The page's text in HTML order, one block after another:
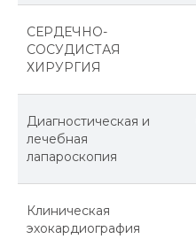
СЕРДЕЧНО-
СОСУДИСТАЯ
ХИРУРГИЯ
Диагностическая и
лечебная
лапароскопия
Клиническая
эхокардиография